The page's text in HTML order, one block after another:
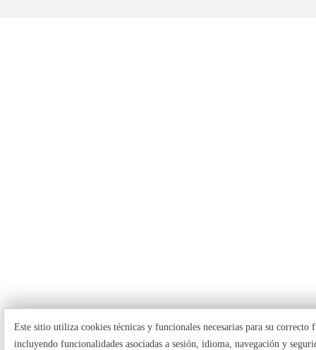
Este sitio utiliza cookies técnicas y funcionales necesarias para su correcto
incluyendo funcionalidades asociadas a sesión, idioma, navegación y